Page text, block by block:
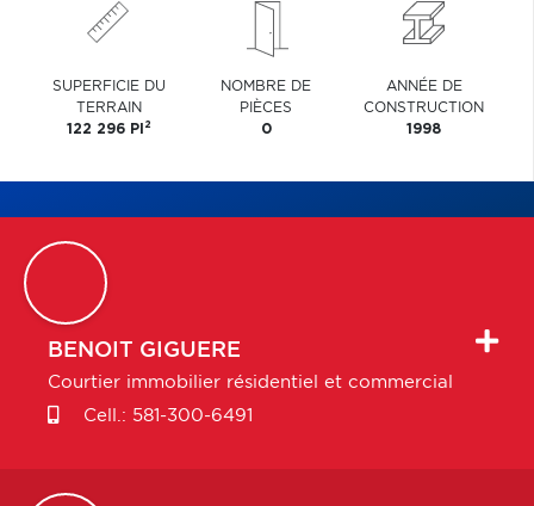
SUPERFICIE DU
TERRAIN
122 296 PI 2
NOMBRE DE
PIÈCES
0
ANNÉE DE
CONSTRUCTION
1998
BENOIT GIGUERE
Courtier immobilier résidentiel et commercial
Cell.: 581-300-6491